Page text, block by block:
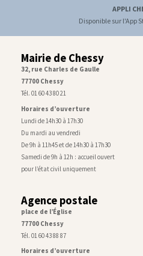
APPLI
Disponible sur l'App
Mairie de Chessy
32, rue Charles de Gaulle
77700 Chessy
Tél. 01 60 43 80 21
Horaires d’ouverture
Lundi de 14h30 à 17h30
Du mardi au vendredi
De 9h à 11h45 et de 14h30 à 17h30
Samedi de 9h à 12h : accueil ouvert
pour l’état civil uniquement
Agence postale
place de l’Église
77700 Chessy
Tél. 01 60 43 88 87
Horaires d’ouverture